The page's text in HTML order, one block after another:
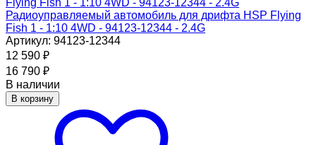
Радиоуправляемый автомобиль для дрифта HSP Flying
Fish 1 - 1:10 4WD - 94123-12344 - 2.4G
Артикул: 94123-12344
12 590 ₽
16 790 ₽
В наличии
В корзину